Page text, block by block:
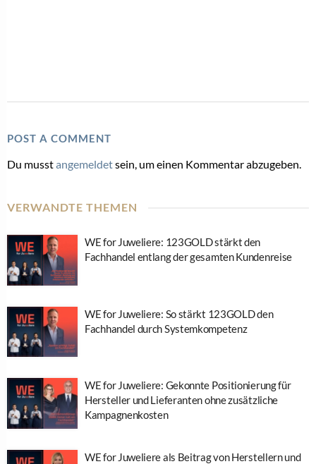
POST A COMMENT
Du musstangemeldetsein, um einen Kommentar abzugeben.
VERWANDTE THEMEN
WE for Juweliere: 123GOLD stärkt den
Fachhandel entlang der gesamten Kundenreise
WE for Juweliere: So stärkt 123GOLD den
Fachhandel durch Systemkompetenz
WE for Juweliere: Gekonnte Positionierung für
Hersteller und Lieferanten ohne zusätzliche
Kampagnenkosten
WE for Juweliere als Beitrag von Herstellern und